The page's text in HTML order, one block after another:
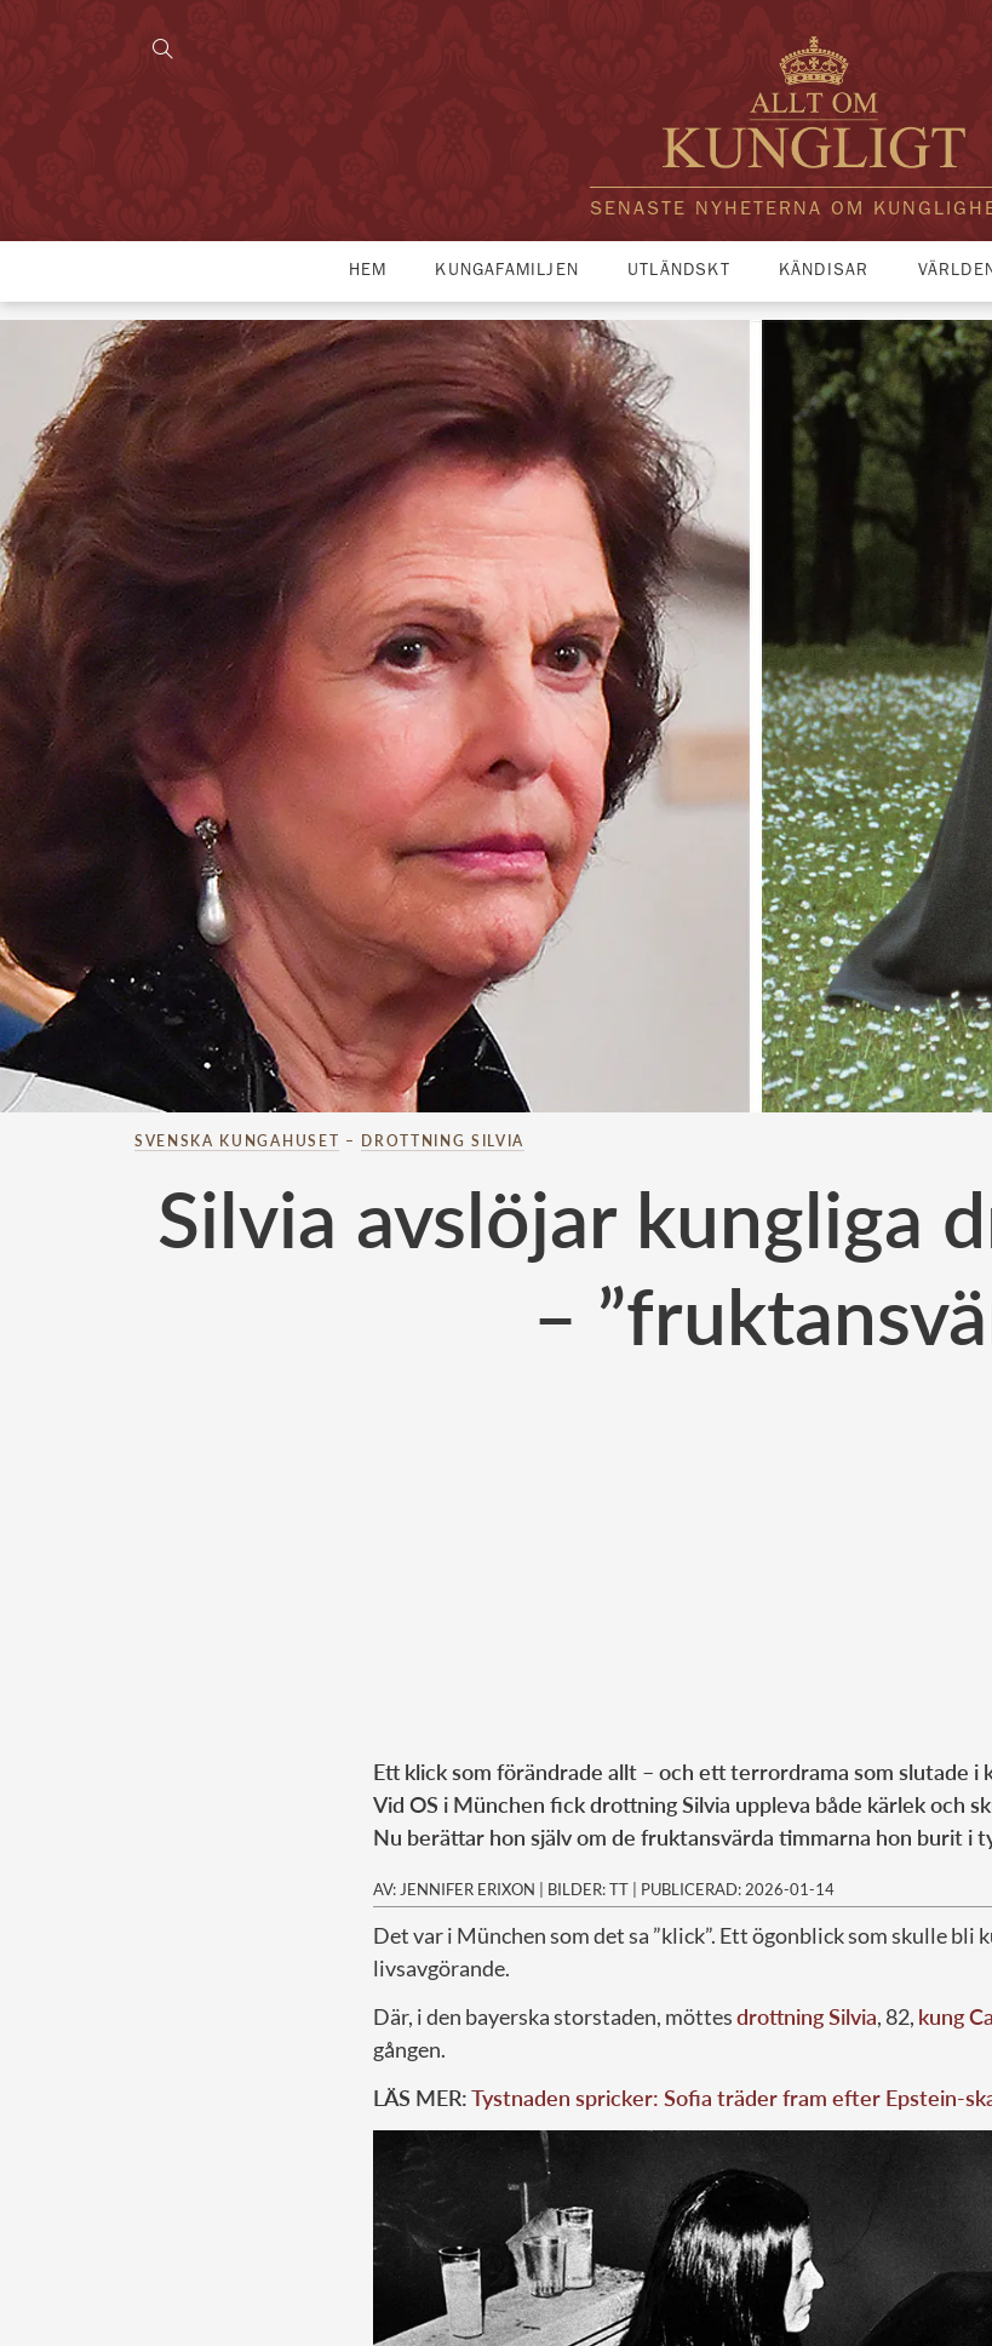
SENASTE NYHETERNA OM
HEM KUNGAFAMILJEN UTLÄNDSKT KÄNDISAR
SVENSKA KUNGAHUSET – DROTTNING SILVIA
Silvia avslöjar kungliga
–
Ett klick som förändrade allt – och ett terrordrama som slutade i
Vid OS i München fick drottning Silvia uppleva både kärlek och
Nu berättar hon själv om de fruktansvärda timmarna hon burit i
AV: JENNIFER ERIXON | BILDER: TT | PUBLICERAD: 2026-01-14
Det var i München som det sa ”klick”. Ett ögonblick som skulle bli
livsavgörande.
Där, i den bayerska storstaden, möttesdrottning Silvia, 82, kung
gången.
LÄS MER:Tystnaden spricker: Sofia träder fram efter Epstein-